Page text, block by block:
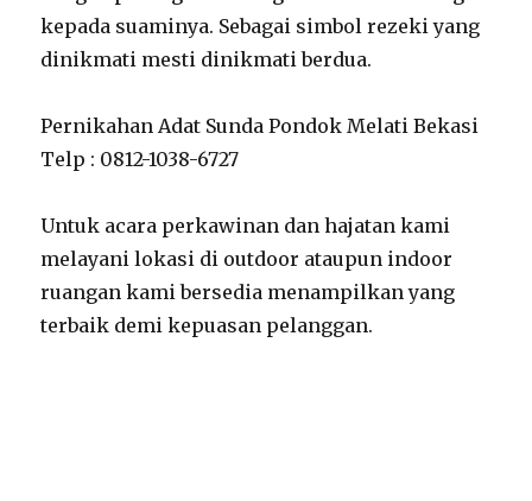
kepada suaminya. Sebagai simbol rezeki yang
dinikmati mesti dinikmati berdua.
Pernikahan Adat Sunda Pondok Melati Bekasi
Telp : 0812-1038-6727
Untuk acara perkawinan dan hajatan kami
melayani lokasi di outdoor ataupun indoor
ruangan kami bersedia menampilkan yang
terbaik demi kepuasan pelanggan.